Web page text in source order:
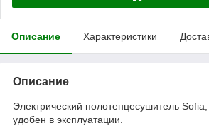
Описание Характеристики
Описание
Электрический полотенцесушитель
удобен в эксплуатации.